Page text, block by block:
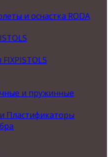
и оснастка RODA
и пружинные
Пластификаторы